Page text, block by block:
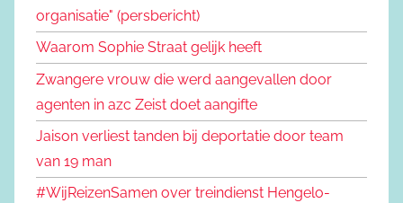
organisatie" (persbericht)
Waarom Sophie Straat gelijk heeft
Zwangere vrouw die werd aangevallen door
agenten in azc Zeist doet aangifte
Jaison verliest tanden bij deportatie door team
van 19 man
#WijReizenSamen over treindienst Hengelo-